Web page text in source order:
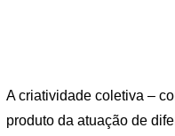
A criatividade coletiva –
produto da atuação de